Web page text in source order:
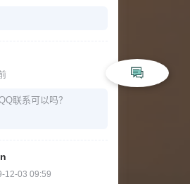
联系可以吗？
12-03 09:59